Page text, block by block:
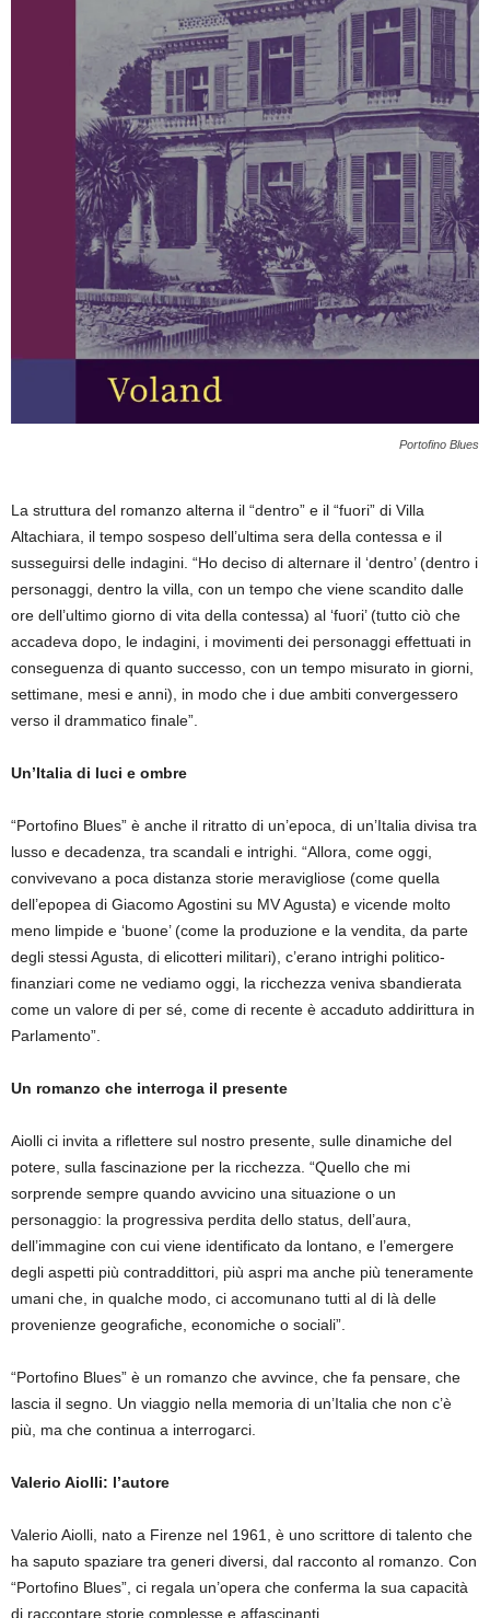
Portofino Blues
La struttura del romanzo alterna il “dentro” e il “fuori” di Villa
Altachiara, il tempo sospeso dell’ultima sera della contessa e il
susseguirsi delle indagini. “Ho deciso di alternare il ‘dentro’ (dentro i
personaggi, dentro la villa, con un tempo che viene scandito dalle
ore dell’ultimo giorno di vita della contessa) al ‘fuori’ (tutto ciò che
accadeva dopo, le indagini, i movimenti dei personaggi effettuati in
conseguenza di quanto successo, con un tempo misurato in giorni,
settimane, mesi e anni), in modo che i due ambiti convergessero
verso il drammatico finale”.
Un’Italia di luci e ombre
“Portofino Blues” è anche il ritratto di un’epoca, di un’Italia divisa tra
lusso e decadenza, tra scandali e intrighi. “Allora, come oggi,
convivevano a poca distanza storie meravigliose (come quella
dell’epopea di Giacomo Agostini su MV Agusta) e vicende molto
meno limpide e ‘buone’ (come la produzione e la vendita, da parte
degli stessi Agusta, di elicotteri militari), c’erano intrighi politico-
finanziari come ne vediamo oggi, la ricchezza veniva sbandierata
come un valore di per sé, come di recente è accaduto addirittura in
Parlamento”.
Un romanzo che interroga il presente
Aiolli ci invita a riflettere sul nostro presente, sulle dinamiche del
potere, sulla fascinazione per la ricchezza. “Quello che mi
sorprende sempre quando avvicino una situazione o un
personaggio: la progressiva perdita dello status, dell’aura,
dell’immagine con cui viene identificato da lontano, e l’emergere
degli aspetti più contraddittori, più aspri ma anche più teneramente
umani che, in qualche modo, ci accomunano tutti al di là delle
provenienze geografiche, economiche o sociali”.
“Portofino Blues” è un romanzo che avvince, che fa pensare, che
lascia il segno. Un viaggio nella memoria di un’Italia che non c’è
più, ma che continua a interrogarci.
Valerio Aiolli: l’autore
Valerio Aiolli, nato a Firenze nel 1961, è uno scrittore di talento che
ha saputo spaziare tra generi diversi, dal racconto al romanzo. Con
“Portofino Blues”, ci regala un’opera che conferma la sua capacità
di raccontare storie complesse e affascinanti.